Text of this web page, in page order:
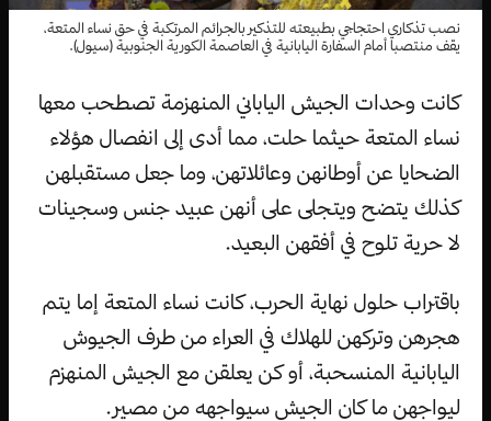
نصب تذكاري احتجاجي بطبيعته للتذكير بالجرائم المرتكبة في حق نساء المتعة،
يقف منتصبا أمام السفارة اليابانية في العاصمة الكورية الجنوبية (سيول).
كانت وحدات الجيش الياباني المنهزمة تصطحب معها
نساء المتعة حيثما حلت، مما أدى إلى انفصال هؤلاء
الضحايا عن أوطانهن وعائلاتهن، وما جعل مستقبلهن
كذلك يتضح ويتجلى على أنهن عبيد جنس وسجينات
لا حرية تلوح في أفقهن البعيد.
باقتراب حلول نهاية الحرب، كانت نساء المتعة إما يتم
هجرهن وتركهن للهلاك في العراء من طرف الجيوش
اليابانية المنسحبة، أو كن يعلقن مع الجيش المنهزم
ليواجهن ما كان الجيش سيواجهه من مصير.